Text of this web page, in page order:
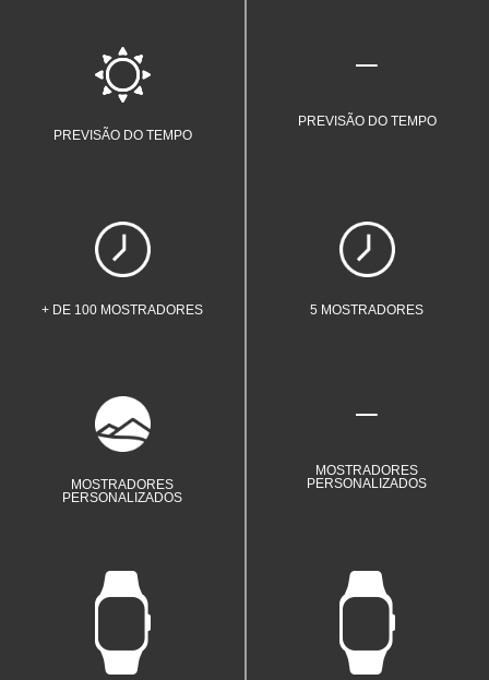
PREVISÃO DO TEMPO
Confira a previsão do tempo direto
no seu pulso.
+ DE 100 MOSTRADORES
Mais de 100 mostradores para deixar
o Champion smartwatch C033 do
MOSTRADORES
PERSONALIZADOS
Personalize o mostrador com o seu
estilo.
Acompanha 2 pulseiras.
PREVISÃO DO TEMPO
5 MOSTRADORES
5 mostradores para deixar o
Champion smartwatch C001 do seu
MOSTRADORES
PERSONALIZADOS
Acompanha 1 pulseira.